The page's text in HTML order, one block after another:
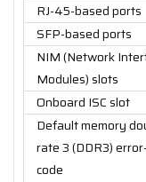
RJ-45-based ports
SFP-based ports
NIM (Network
Modules) slots
Onboard ISC slot
Default memory
rate 3 (DDR3)
code